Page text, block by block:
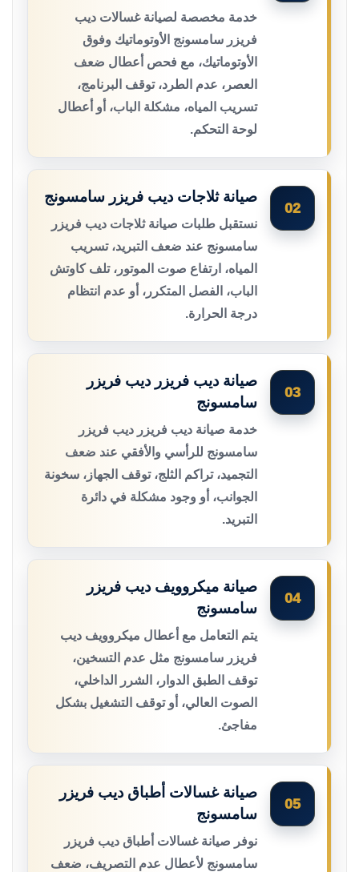
خدمة مخصصة لصيانة غسالات ديب
فريزر سامسونج الأوتوماتيك وفوق
الأوتوماتيك، مع فحص أعطال ضعف
العصر، عدم الطرد، توقف البرنامج،
تسريب المياه، مشكلة الباب، أو أعطال
لوحة التحكم.
02
صيانة ثلاجات ديب فريزر سامسونج
نستقبل طلبات صيانة ثلاجات ديب فريزر
سامسونج عند ضعف التبريد، تسريب
المياه، ارتفاع صوت الموتور، تلف كاوتش
الباب، الفصل المتكرر، أو عدم انتظام
درجة الحرارة.
03
صيانة ديب فريزر ديب فريزر
سامسونج
خدمة صيانة ديب فريزر ديب فريزر
سامسونج للرأسي والأفقي عند ضعف
التجميد، تراكم الثلج، توقف الجهاز، سخونة
الجوانب، أو وجود مشكلة في دائرة
التبريد.
04
صيانة ميكروويف ديب فريزر
سامسونج
يتم التعامل مع أعطال ميكروويف ديب
فريزر سامسونج مثل عدم التسخين،
توقف الطبق الدوار، الشرر الداخلي،
الصوت العالي، أو توقف التشغيل بشكل
مفاجئ.
05
صيانة غسالات أطباق ديب فريزر
سامسونج
نوفر صيانة غسالات أطباق ديب فريزر
سامسونج لأعطال عدم التصريف، ضعف